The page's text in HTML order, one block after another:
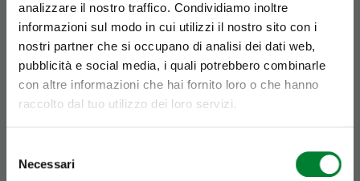
analizzare il nostro traffico. Condividiamo inoltre
informazioni sul modo in cui utilizzi il nostro sito con i
nostri partner che si occupano di analisi dei dati web,
pubblicità e social media, i quali potrebbero combinarle
con altre informazioni che hai fornito loro o che hanno
raccolto dal tuo utilizzo dei loro servizi.
delNecessari
Se è Battaglio,
è HASSolutamente
inconfondibile.